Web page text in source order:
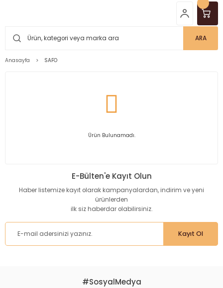
ARA
Anasayfa SAFO
Ürün Bulunamadı.
E-Bülten'e Kayıt Olun
Haber listemize kayıt olarak kampanyalardan, indirim ve yeni
ürünlerden
ilk siz haberdar olabilirsiniz.
Kayıt Ol
#SosyalMedya